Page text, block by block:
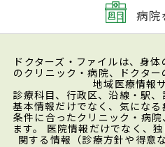
病院
ドクターズ・ファイルは、身
のクリニック・病院、ドクタ
地域医療情報
診療科目、行政区、沿線・駅
基本情報だけでなく、気にな
条件に合ったクリニック・病
ます。 医院情報だけでなく、
関する情報（診療方針や得意